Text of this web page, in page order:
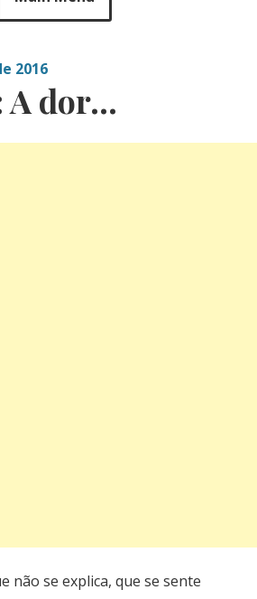
2016
A dor…
não se explica, que se sente